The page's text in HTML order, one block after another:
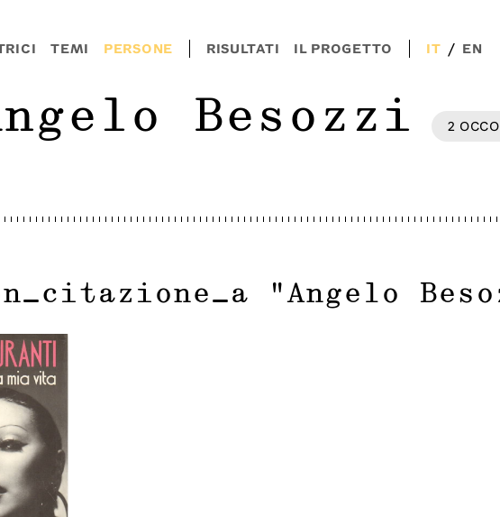
TEMI PERSONE RISULTATI IL PROGETTO IT / EN
Besozzi 2
"Angelo